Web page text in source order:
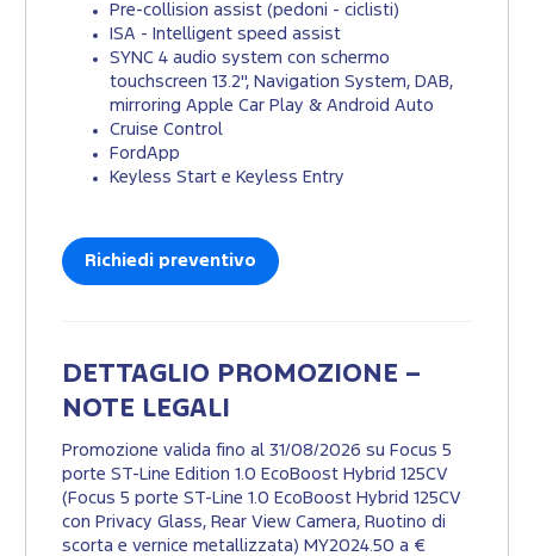
Pre-collision assist (pedoni - ciclisti)
ISA - Intelligent speed assist
SYNC 4 audio system con schermo
touchscreen 13.2'', Navigation System, DAB,
mirroring Apple Car Play & Android Auto
Cruise Control
FordApp
Keyless Start e Keyless Entry
Richiedi preventivo
DETTAGLIO PROMOZIONE –
NOTE LEGALI
Promozione valida fino al 31/08/2026 su Focus 5
porte ST-Line Edition 1.0 EcoBoost Hybrid 125CV
(Focus 5 porte ST-Line 1.0 EcoBoost Hybrid 125CV
con Privacy Glass, Rear View Camera, Ruotino di
scorta e vernice metallizzata) MY2024.50 a €